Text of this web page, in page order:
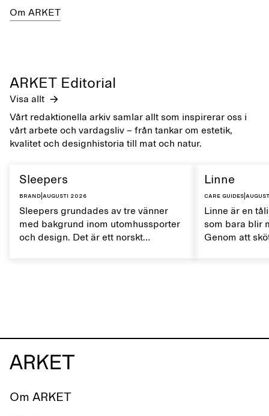
Om ARKET
ARKET Editorial
Visa allt
Vårt redaktionella arkiv samlar allt som inspirerar oss i
vårt arbete och vardagsliv – från tankar om estetik,
kvalitet och designhistoria till mat och natur.
Sleepers
Brand augusti 2026
Sleepers grundades av tre vänner
med bakgrund inom utomhussporter
och design. Det är ett norskt
Linne
Care guides|
Linne är en
som bara blir
Genom att
Om ARKET